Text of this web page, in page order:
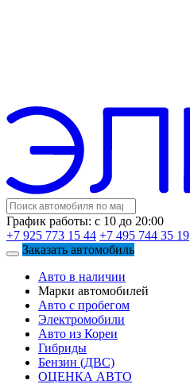
График работы: с 10 до 20:00
+7 925 773 15 44 +7 495 744 35 19
Заказать автомобиль
Авто в наличии
Марки автомобилей
Авто с пробегом
Электромобили
Авто из Кореи
Гибриды
Бензин (ДВС)
ОЦЕНКА АВТО